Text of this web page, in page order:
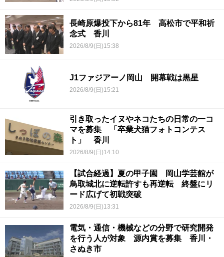
長崎原爆投下から81年 高松市で平和祈
念式 香川
2026/8/9(日)15:38
J1ファジアーノ岡山 開幕戦は黒星
2026/8/9(日)15:21
引き取ったイヌやネコたちの日常の一コ
マを募集 「卒業犬猫フォトコンテス
ト」 香川
2026/8/9(日)14:10
【試合経過】夏の甲子園 岡山学芸館が
鳥取城北に逆転許すも再逆転 終盤にリ
ード広げて初戦突破
2026/8/9(日)13:31
電気・通信・機械などの分野で研究開発
を行う人が対象 源内賞を募集 香川・
さぬき市